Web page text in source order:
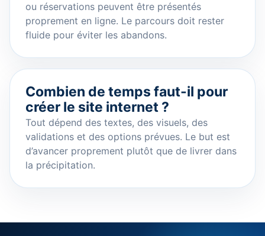
ou réservations peuvent être présentés
proprement en ligne. Le parcours doit rester
fluide pour éviter les abandons.
Combien de temps faut-il pour
créer le site internet ?
Tout dépend des textes, des visuels, des
validations et des options prévues. Le but est
d’avancer proprement plutôt que de livrer dans
la précipitation.